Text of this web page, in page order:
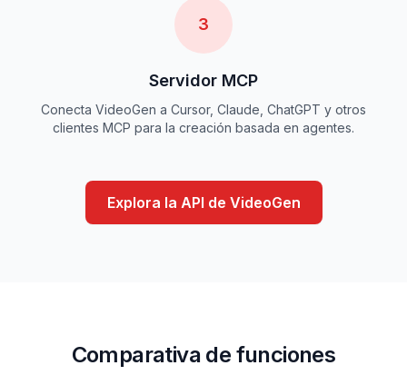
3
Servidor MCP
Conecta VideoGen a Cursor, Claude, ChatGPT y otros
clientes MCP para la creación basada en agentes.
Explora la API de VideoGen
Comparativa de funciones